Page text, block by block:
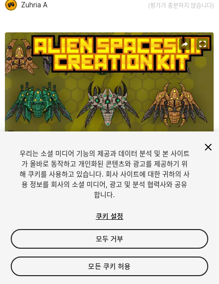
Zuhria A (평가가 충분하지 않습니다)
현재 슬라이드: 1 / 5
/5
$18
우리는 소셜 미디어 기능의 제공과 데이터 분석 및 본 사이트
가 올바로 동작하고 개인화된 콘텐츠와 광고를 제공하기 위
해 쿠키를 사용하고 있습니다. 회사 사이트에 대한 귀하의 사
용 정보를 회사의 소셜 미디어, 광고 및 분석 협력사와 공유
합니다.
쿠키 설정
모두 거부
모든 쿠키 허용